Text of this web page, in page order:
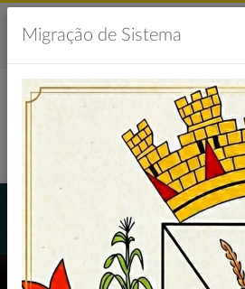
Migração de Sistema